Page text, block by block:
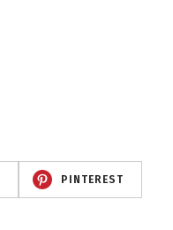
PINTEREST